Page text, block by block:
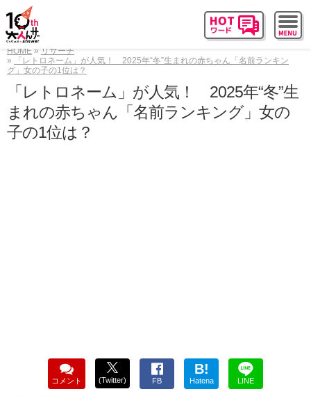
HOME
リサーチ
「レトロネーム」が人気！ 2025年“冬”生まれの赤ちゃん「名前ランキン
グ」女の子の1位は？
「レトロネーム」が人気！ 2025年“冬”生
まれの赤ちゃん「名前ランキング」女の
子の1位は？
コメント (Twitter) FB
B!
Hatena LINE